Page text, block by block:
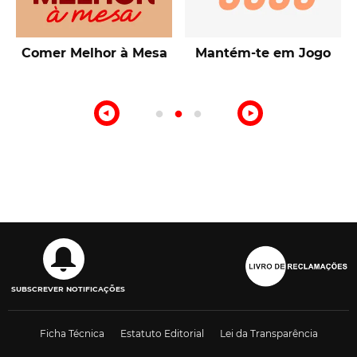
Talentos de Lisboa
10ª Edição Prémio
SUBSCREVER NOTIFICAÇÕES
Ficha Técnica Estatuto Editorial Lei da Transparência